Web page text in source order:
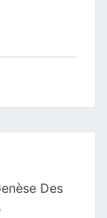
Des